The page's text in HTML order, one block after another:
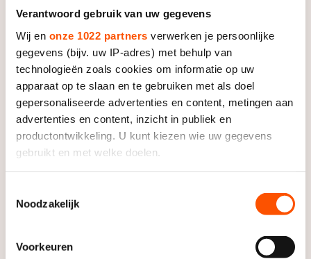
Verantwoord gebruik van uw gegevens
Wij en onze 1022 partners verwerken je persoonlijke
gegevens (bijv. uw IP-adres) met behulp van
technologieën zoals cookies om informatie op uw
apparaat op te slaan en te gebruiken met als doel
gepersonaliseerde advertenties en content, metingen aan
advertenties en content, inzicht in publiek en
productontwikkeling. U kunt kiezen wie uw gegevens
gebruikt en met welke doelen.
Informatie verzamelen over uw geografische locatie,
Uw apparaat identificeren door het actief te scannen
op specifieke eigenschappen (fingerprinting)
Noodzakelijk
Voorkeuren
Algemene Nederlandse Schaatstijd
Deze zomer de weg op
Waar kan ik schaatsen en skaten?
Evenementen
Livestreams
Winacties
Olympische Spelen
Olympische Spelen
Medaille overzicht
Medaillespiegel
Olympische uitslagen
Van Jong tot Goud verhalen